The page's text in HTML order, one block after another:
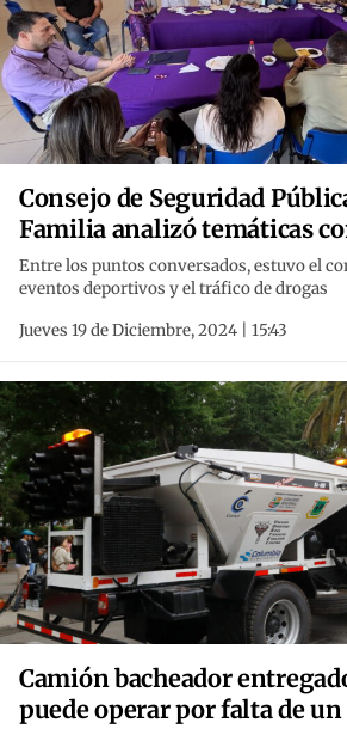
Consejo de Seguridad
Familia analizó temáticas
Entre los puntos conversados, estuvo el
eventos deportivos y el tráfico de drogas
Jueves 19 de Diciembre, 2024 | 15:43
Camión bacheador
puede operar por falta de